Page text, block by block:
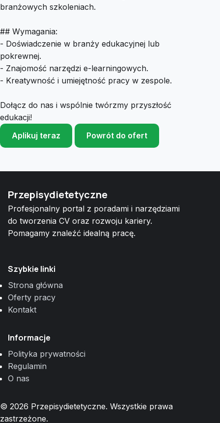
branżowych szkoleniach.
## Wymagania:
- Doświadczenie w branży edukacyjnej lub
pokrewnej.
- Znajomość narzędzi e-learningowych.
- Kreatywność i umiejętność pracy w zespole.
Dołącz do nas i wspólnie twórzmy przyszłość
edukacji!
Aplikuj teraz
Powrót do ofert
Przepisydietetyczne
Profesjonalny portal z poradami i narzędziami
do tworzenia CV oraz rozwoju kariery.
Pomagamy znaleźć idealną pracę.
Szybkie linki
Strona główna
Oferty pracy
Kontakt
Informacje
Polityka prywatności
Regulamin
O nas
© 2026 Przepisydietetyczne. Wszystkie prawa
zastrzeżone.